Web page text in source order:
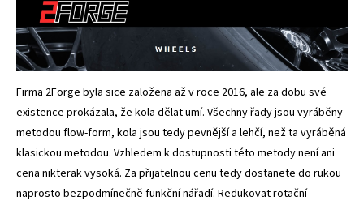
Firma 2Forge byla sice založena až v roce 2016, ale za dobu své
existence prokázala, že kola dělat umí. Všechny řady jsou vyráběny
metodou flow-form, kola jsou tedy pevnější a lehčí, než ta vyráběná
klasickou metodou. Vzhledem k dostupnosti této metody není ani
cena nikterak vysoká. Za přijatelnou cenu tedy dostanete do rukou
naprosto bezpodmínečně funkční nářadí. Redukovat rotační